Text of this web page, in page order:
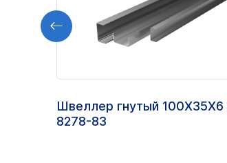
Швеллер гнутый
8278-83